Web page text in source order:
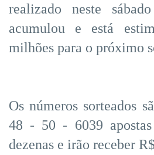
realizado neste
acumulou e está
milhões para o próximo
Os números sorteados
48 - 50 - 6039
dezenas e irão receber